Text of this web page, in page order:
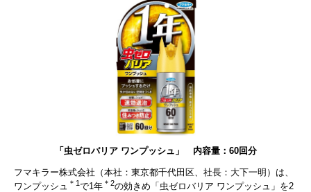
「虫ゼロバリア ワンプッシュ」 内容量：60回分
フマキラー株式会社（本社：東京都千代田区、社長：大下一明）は、
ワンプッシュ ＊1で1年 ＊2の効きめ「虫ゼロバリア ワンプッシュ」を2